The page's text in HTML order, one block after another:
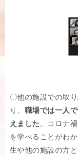
〇他の施設での取
り、 職場では一人
えました 。コロナ
を学べることがわ
生や他の施設の方